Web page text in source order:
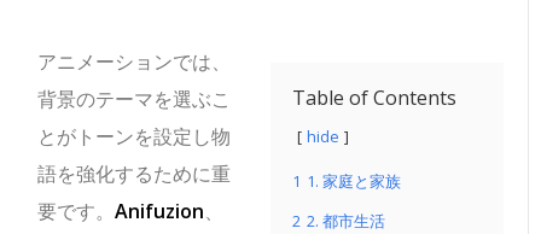
Table of Contents
hide
1 1. 家庭と家族
2 2. 都市生活
アニメーションでは、
背景のテーマを選ぶこ
とがトーンを設定し物
語を強化するために重
要です。Anifuzion、